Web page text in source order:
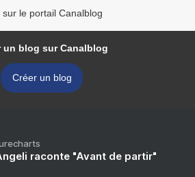
le portail Canalblog
un blog sur Canalblog
Créer un blog
raconte "Avant de partir"